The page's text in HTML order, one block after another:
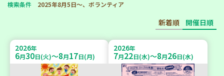
検索条件 2025年8月5日～、ボランティア
新着順 開催日順
2026年
6月30日(火)～8月17日(月)
2026年
7月22日(水)～8月26日(水)